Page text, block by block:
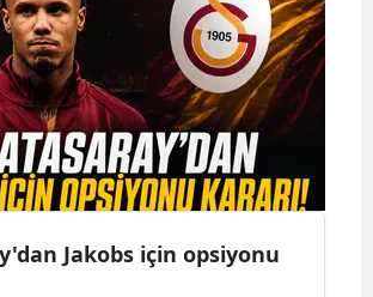
Jakobs için opsiyonu